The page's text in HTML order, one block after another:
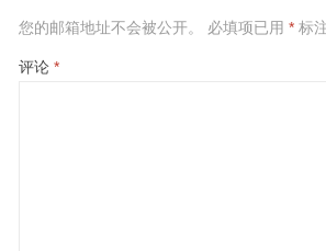
您的邮箱地址不会被公开。 必填项已用 *标
评论 *